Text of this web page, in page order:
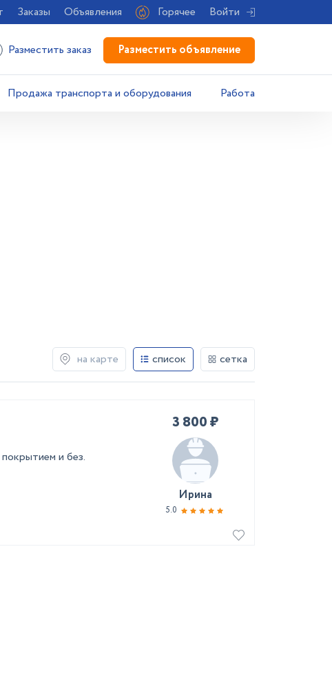
Заказы Объявления Горячее Войти
Разместить заказ Разместить объявление
Продажа транспорта и оборудования Работа
на карте список сетка
и без.
3 800 ₽
Ирина
5.0